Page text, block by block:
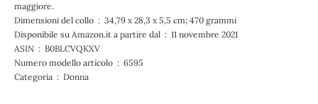
maggiore.
Dimensioni del collo ‏ : ‎ 34,79 x 28,3 x 5,5 cm; 470 grammi
Disponibile su Amazon.it a partire dal ‏ : ‎ 11 novembre 2021
ASIN ‏ : ‎ B0BLCVQKXV
Numero modello articolo ‏ : ‎ 6595
Categoria ‏ : ‎ Donna